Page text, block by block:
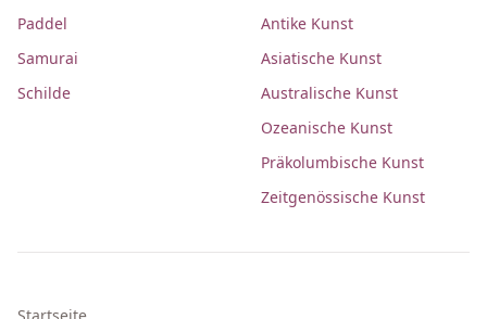
Paddel
Samurai
Schilde
Antike Kunst
Asiatische Kunst
Australische Kunst
Ozeanische Kunst
Präkolumbische Kunst
Zeitgenössische Kunst